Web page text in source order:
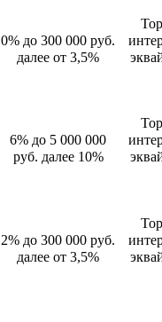
0% до 300 000 руб.
далее от 3,5%
6% до 5 000 000
руб. далее 10%
2% до 300 000 руб.
далее от 3,5%